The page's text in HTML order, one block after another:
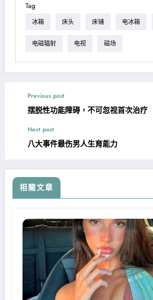
Tag
冰箱 床头 床铺 电冰箱
电磁辐射 电视 磁场
Previous post
摆脱性功能障碍，不可忽视首次治疗
Next post
八大事件最伤男人生育能力
相關文章